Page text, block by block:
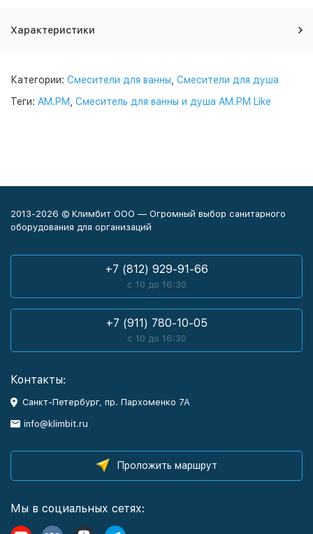
Характеристики
Категории: Смесители для ванны Смесители для душа
Теги: AM.PM Смеситель для ванны и душа AM.PM Like
2013-2026 © Климбит ООО — Огромный выбор санитарного
оборудования для организаций
+7 (812) 929-91-66
с 10 до 16:30
+7 (911) 780-10-05
с 10 до 16:30
Контакты:
Санкт-Петербург, пр. Пархоменко 7А
info@klimbit.ru
Проложить маршрут
Мы в социальных сетях: